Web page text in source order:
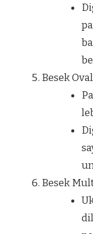
Besek
Besek